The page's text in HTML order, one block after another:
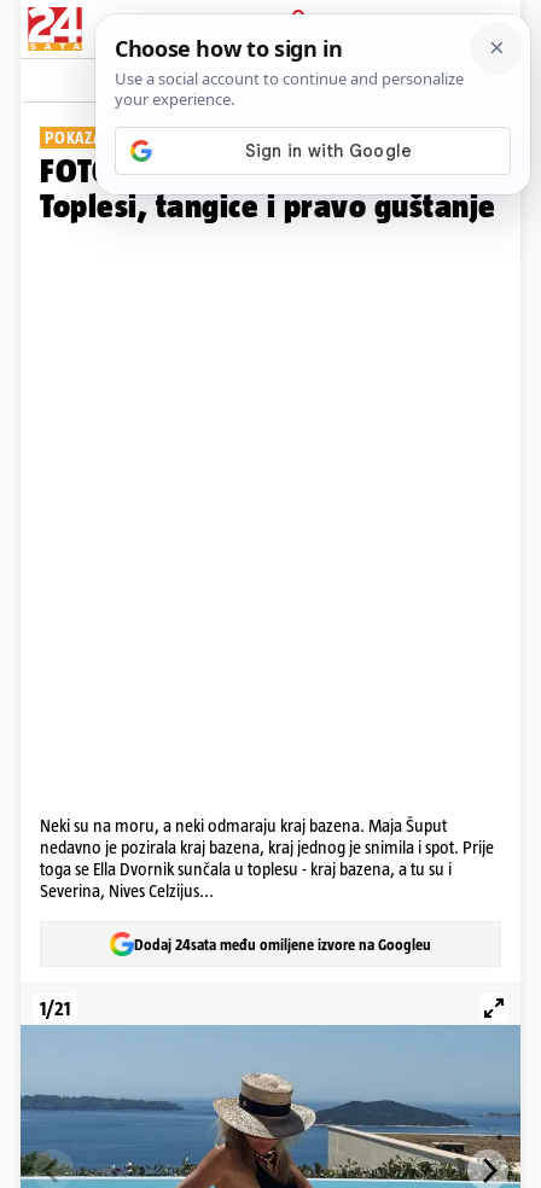
PRIJAVA
Galerija Komentari
POKAZALE FIGURU
FOTO Zvijezde na rubu bazena:
Toplesi, tangice i pravo guštanje
Neki su na moru, a neki odmaraju kraj bazena. Maja Šuput
nedavno je pozirala kraj bazena, kraj jednog je snimila i spot. Prije
toga se Ella Dvornik sunčala u toplesu - kraj bazena, a tu su i
Severina, Nives Celzijus...
Dodaj 24sata među omiljene izvore na Googleu
1/21